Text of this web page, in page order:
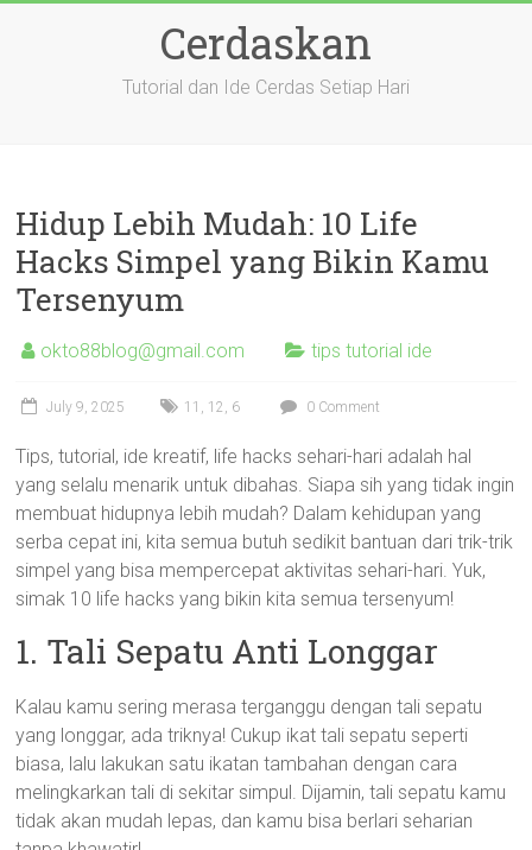
Cerdaskan
Tutorial dan Ide Cerdas Setiap Hari
Hidup Lebih Mudah: 10 Life
Hacks Simpel yang Bikin Kamu
Tersenyum
okto88blog@gmail.com tips tutorial ide
July 9, 2025 11 , 12 , 6 0 Comment
Tips, tutorial, ide kreatif, life hacks sehari-hari adalah hal
yang selalu menarik untuk dibahas. Siapa sih yang tidak ingin
membuat hidupnya lebih mudah? Dalam kehidupan yang
serba cepat ini, kita semua butuh sedikit bantuan dari trik-trik
simpel yang bisa mempercepat aktivitas sehari-hari. Yuk,
simak 10 life hacks yang bikin kita semua tersenyum!
1. Tali Sepatu Anti Longgar
Kalau kamu sering merasa terganggu dengan tali sepatu
yang longgar, ada triknya! Cukup ikat tali sepatu seperti
biasa, lalu lakukan satu ikatan tambahan dengan cara
melingkarkan tali di sekitar simpul. Dijamin, tali sepatu kamu
tidak akan mudah lepas, dan kamu bisa berlari seharian